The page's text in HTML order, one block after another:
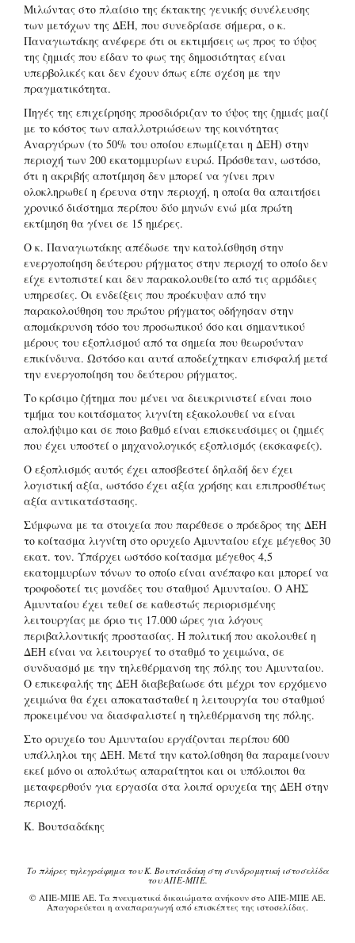
Μιλώντας στο πλαίσιο της έκτακτης γενικής συνέλευσης
των μετόχων της ΔΕΗ, που συνεδρίασε σήμερα, ο κ.
Παναγιωτάκης ανέφερε ότι οι εκτιμήσεις ως προς το ύψος
της ζημιάς που είδαν το φως της δημοσιότητας είναι
υπερβολικές και δεν έχουν όπως είπε σχέση με την
πραγματικότητα.
Πηγές της επιχείρησης προσδιόριζαν το ύψος της ζημιάς μαζί
με το κόστος των απαλλοτριώσεων της κοινότητας
Αναργύρων (το 50% του οποίου επωμίζεται η ΔΕΗ) στην
περιοχή των 200 εκατομμυρίων ευρώ. Πρόσθεταν, ωστόσο,
ότι η ακριβής αποτίμηση δεν μπορεί να γίνει πριν
ολοκληρωθεί η έρευνα στην περιοχή, η οποία θα απαιτήσει
χρονικό διάστημα περίπου δύο μηνών ενώ μία πρώτη
εκτίμηση θα γίνει σε 15 ημέρες.
Ο κ. Παναγιωτάκης απέδωσε την κατολίσθηση στην
ενεργοποίηση δεύτερου ρήγματος στην περιοχή το οποίο δεν
είχε εντοπιστεί και δεν παρακολουθείτο από τις αρμόδιες
υπηρεσίες. Οι ενδείξεις που προέκυψαν από την
παρακολούθηση του πρώτου ρήγματος οδήγησαν στην
απομάκρυνση τόσο του προσωπικού όσο και σημαντικού
μέρους του εξοπλισμού από τα σημεία που θεωρούνταν
επικίνδυνα. Ωστόσο και αυτά αποδείχτηκαν επισφαλή μετά
την ενεργοποίηση του δεύτερου ρήγματος.
Το κρίσιμο ζήτημα που μένει να διευκρινιστεί είναι ποιο
τμήμα του κοιτάσματος λιγνίτη εξακολουθεί να είναι
απολήψιμο και σε ποιο βαθμό είναι επισκευάσιμες οι ζημιές
που έχει υποστεί ο μηχανολογικός εξοπλισμός (εκσκαφείς).
Ο εξοπλισμός αυτός έχει αποσβεστεί δηλαδή δεν έχει
λογιστική αξία, ωστόσο έχει αξία χρήσης και επιπροσθέτως
αξία αντικατάστασης.
Σύμφωνα με τα στοιχεία που παρέθεσε ο πρόεδρος της ΔΕΗ
το κοίτασμα λιγνίτη στο ορυχείο Αμυνταίου είχε μέγεθος 30
εκατ. τον. Υπάρχει ωστόσο κοίτασμα μέγεθος 4,5
εκατομμυρίων τόνων το οποίο είναι ανέπαφο και μπορεί να
τροφοδοτεί τις μονάδες του σταθμού Αμυνταίου. Ο ΑΗΣ
Αμυνταίου έχει τεθεί σε καθεστώς περιορισμένης
λειτουργίας με όριο τις 17.000 ώρες για λόγους
περιβαλλοντικής προστασίας. Η πολιτική που ακολουθεί η
ΔΕΗ είναι να λειτουργεί το σταθμό το χειμώνα, σε
συνδυασμό με την τηλεθέρμανση της πόλης του Αμυνταίου.
Ο επικεφαλής της ΔΕΗ διαβεβαίωσε ότι μέχρι τον ερχόμενο
χειμώνα θα έχει αποκατασταθεί η λειτουργία του σταθμού
προκειμένου να διασφαλιστεί η τηλεθέρμανση της πόλης.
Στο ορυχείο του Αμυνταίου εργάζονται περίπου 600
υπάλληλοι της ΔΕΗ. Μετά την κατολίσθηση θα παραμείνουν
εκεί μόνο οι απολύτως απαραίτητοι και οι υπόλοιποι θα
μεταφερθούν για εργασία στα λοιπά ορυχεία της ΔΕΗ στην
περιοχή.
Κ. Βουτσαδάκης
Το πλήρες τηλεγράφημα του Κ. Βουτσαδάκη στη συνδρομητική ιστοσελίδα
του ΑΠΕ-ΜΠΕ.
© ΑΠΕ-ΜΠΕ ΑΕ. Τα πνευματικά δικαιώματα ανήκουν στο ΑΠΕ-ΜΠΕ ΑΕ.
Απαγορεύεται η αναπαραγωγή από επισκέπτες της ιστοσελίδας.